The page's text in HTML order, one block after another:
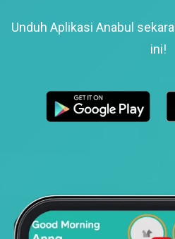
Unduh Aplikasi Anabul
ini!